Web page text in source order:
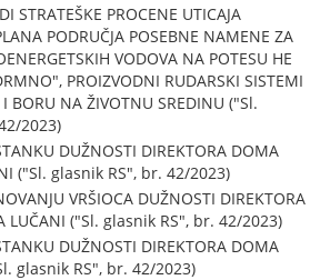
STRATEŠKE PROCENE UTICAJA
PODRUČJA POSEBNE NAMENE ZA
VODOVA NA POTESU HE
PROIZVODNI RUDARSKI SISTEMI
BORU NA ŽIVOTNU SREDINU ("Sl.
2023)
DUŽNOSTI DIREKTORA DOMA
("Sl. glasnik RS", br. 42/2023)
VRŠIOCA DUŽNOSTI DIREKTORA
LUČANI ("Sl. glasnik RS", br. 42/2023)
DUŽNOSTI DIREKTORA DOMA
glasnik RS", br. 42/2023)